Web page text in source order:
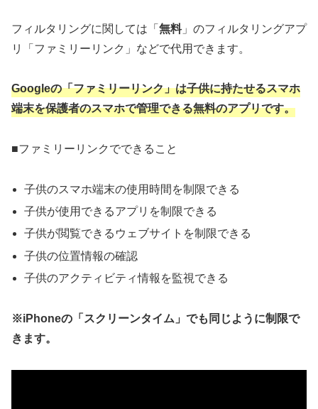
フィルタリングに関しては「 無料」のフィルタリングアプ
リ「ファミリーリンク」などで代用できます。
Googleの「ファミリーリンク」は子供に持たせるスマホ
端末を保護者のスマホで管理できる無料のアプリです。
■ファミリーリンクでできること
子供のスマホ端末の使用時間を制限できる
子供が使用できるアプリを制限できる
子供が閲覧できるウェブサイトを制限できる
子供の位置情報の確認
子供のアクティビティ情報を監視できる
※iPhoneの「スクリーンタイム」でも同じように制限で
きます。